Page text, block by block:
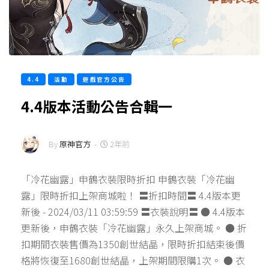
4.4 活動 遊戲官方公告
4.4版本活動公告合輯一
By 原神官方 - 2年前
「冷花幽露」申鶴衣裝限時折扣 申鶴衣裝「冷花幽
露」限時折扣上架商城啦！ 〓折扣時間〓 4.4版本更
新後 - 2024/03/11 03:59:59 〓衣裝說明〓 ● 4.4版本
更新後，申鶴衣裝「冷花幽露」永久上架商城。 ● 折
扣期間衣裝售價為1350創世結晶，限時折扣結束後價
格將恢復至1680創世結晶，上架期間限購1次。 ● 衣